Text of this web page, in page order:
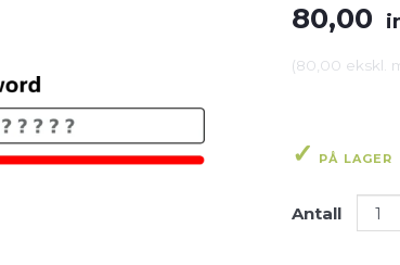
80,00
(80,00 ekskl.
PÅ LAGER
Antall